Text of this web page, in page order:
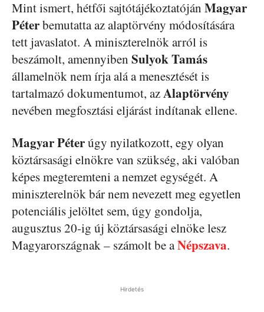
Mint ismert, hétfői sajtótájékoztatóján Magyar
Péterbemutatta az alaptörvény módosítására
tett javaslatot. A miniszterelnök arról is
beszámolt, amennyiben Sulyok Tamás
államelnök nem írja alá a menesztését is
tartalmazó dokumentumot, azAlaptörvény
nevében megfosztási eljárást indítanak ellene.
Magyar Péterúgy nyilatkozott, egy olyan
köztársasági elnökre van szükség, aki valóban
képes megteremteni a nemzet egységét. A
miniszterelnök bár nem nevezett meg egyetlen
potenciális jelöltet sem, úgy gondolja,
augusztus 20-ig új köztársasági elnöke lesz
Magyarországnak – számolt be aNépszava.
Hirdetés